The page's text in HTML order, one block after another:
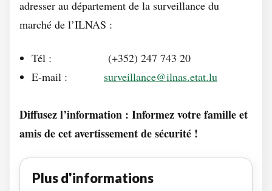
adresser au département de la surveillance du
marché de l’ILNAS :
Tél : (+352) 247 743 20
E-mail : surveillance@ilnas.etat.lu
Diffusez l’information : Informez votre famille et
amis de cet avertissement de sécurité !
Plus d'informations